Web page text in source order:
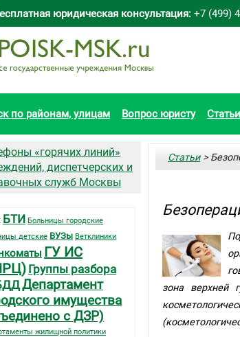
юридическая консультация: +7 (499)
по районам, улицам Вопрос юристу Статьи
Статьи>
зона верхней
«горячих линий»
диспетчерских и
служб Москвы
БТИ Больницы городские
детские ВУЗы Ветклиники
ГУ ИС
Группы разбора
Департамент
имущества
с ДЗР)
жилищной политики